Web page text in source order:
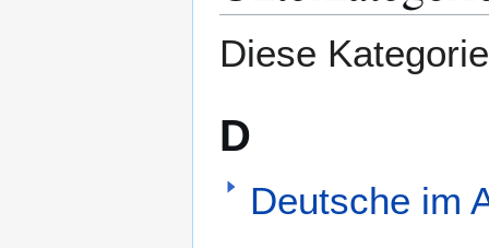
Diese
D
Deutsche im